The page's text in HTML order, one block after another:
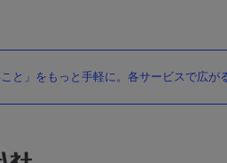
と」をもっと手軽に。各サービスで広が